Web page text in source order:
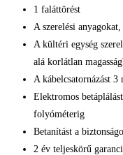
1 faláttörést
A szerelési
A kültéri egység
alá korlátlan
A kábelcsatornázást
Elektromos
folyóméterig
Betanítást a
2 év teljeskörű